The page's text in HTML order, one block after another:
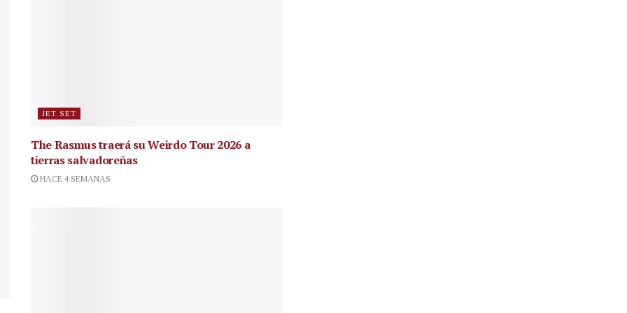
JET SET
The Rasmus traerá su Weirdo Tour 2026 a
tierras salvadoreñas
HACE 4 SEMANAS